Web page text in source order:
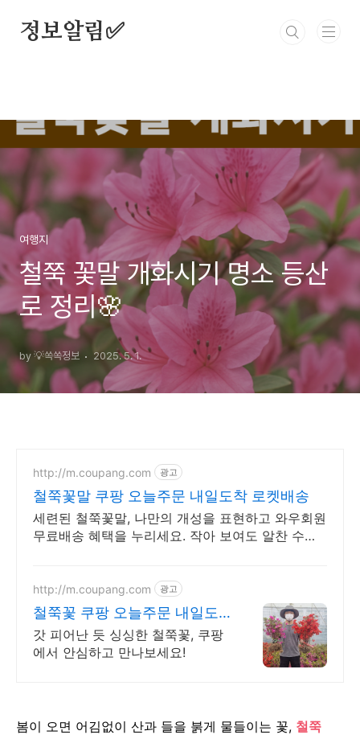
정보알림✅
여행지
철쭉 꽃말 개화시기 명소 등산
로 정리🌸
by 💡쏙쏙정보 2025. 5. 1.
http://m.coupang.com 광고
철쭉꽃말 쿠팡 오늘주문 내일도착 로켓배송
세련된 철쭉꽃말, 나만의 개성을 표현하고 와우회원
무료배송 혜택을 누리세요. 작아 보여도 알찬 수납
http://m.coupang.com 광고
철쭉꽃 쿠팡 오늘주문 내일도
착 로켓배송
갓 피어난 듯 싱싱한 철쭉꽃, 쿠팡
에서 안심하고 만나보세요!
봄이 오면 어김없이 산과 들을 붉게 물들이는 꽃, 철쭉